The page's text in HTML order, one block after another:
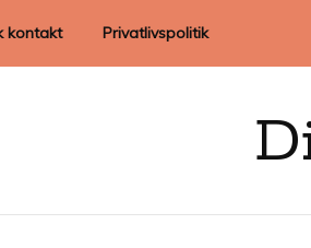
kontakt Privatlivspolitik